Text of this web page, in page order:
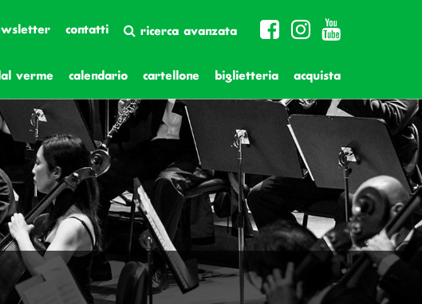
contatti ricerca avanzata
verme calendario cartellone biglietteria acquista